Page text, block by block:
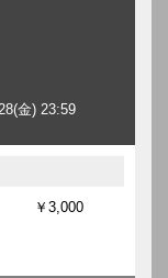
金) 23:59
￥3,000